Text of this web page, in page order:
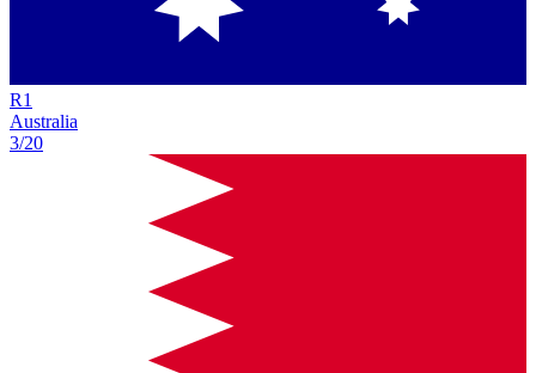
R1
Australia
3/20